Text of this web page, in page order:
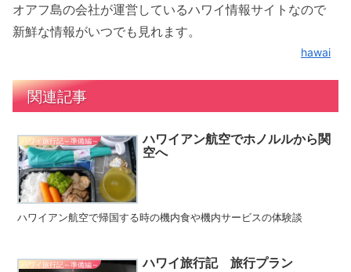
オアフ島の会社が運営しているハワイ情報サイトなので
新鮮な情報がいつでも見れます。
hawai
関連記事
ハワイ旅行記～準備編～
ハワイアン航空でホノルルから関
空へ
ハワイアン航空で帰国する時の機内食や機内サービスの体験談
ハワイ旅行記～準備編～ ハワイ旅行記 旅行プラン